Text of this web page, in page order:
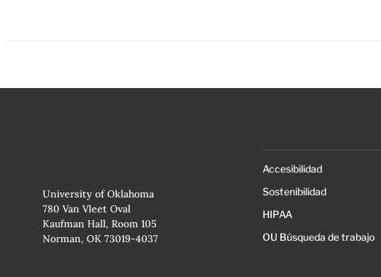
University of Oklahoma
780 Van Vleet Oval
Kaufman Hall, Room 105
Norman, OK 73019-4037
Accesibilidad
Sostenibilidad
HIPAA
OU Búsqueda de trabajo